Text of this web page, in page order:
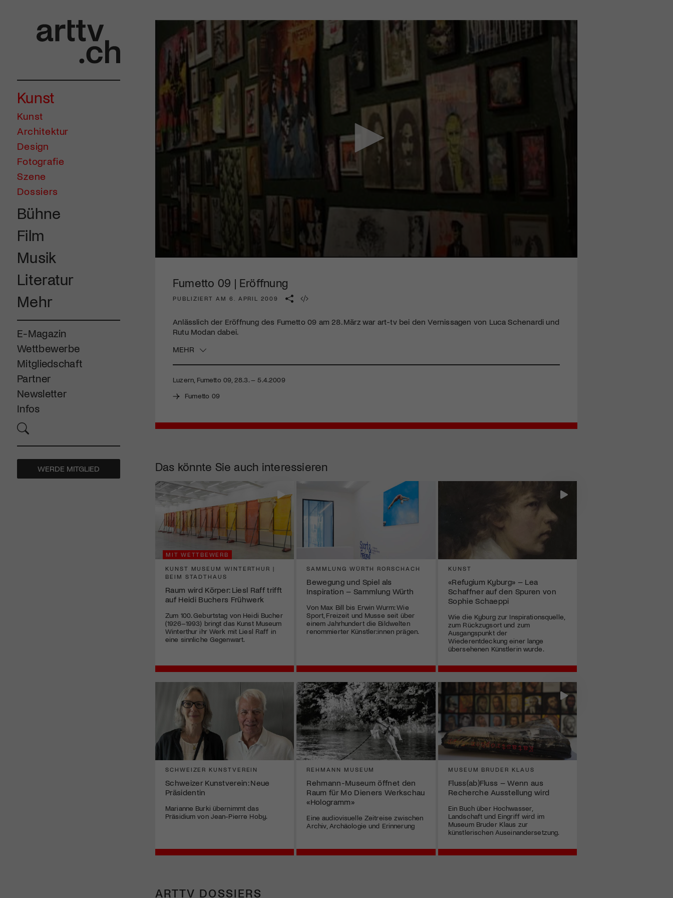
Kunst
Kunst
Architektur
Design
Fotografie
Szene
Dossiers
Bühne
Film
Musik
Literatur
Mehr
E-Magazin
Wettbewerbe
Mitgliedschaft
Partner
Newsletter
Infos
WERDE MITGLIED
Fumetto 09 | Eröffnung
PUBLIZIERT AM 6. APRIL 2009
Anlässlich der Eröffnung des Fumetto 09 am 28. März war art-tv bei den Vernissagen von Luca Schenardi und
Rutu Modan dabei.
MEHR
Luzern, Fumetto 09, 28.3. – 5.4.2009
Fumetto 09
Das könnte Sie auch interessieren
MIT WETTBEWERB
KUNST MUSEUM WINTERTHUR |
BEIM STADTHAUS
Raum wird Körper: Liesl Raff trifft
auf Heidi Buchers Frühwerk
Zum 100. Geburtstag von Heidi Bucher
(1926–1993) bringt das Kunst Museum
Winterthur ihr Werk mit Liesl Raff in
eine sinnliche Gegenwart.
SAMMLUNG WÜRTH RORSCHACH
Bewegung und Spiel als
Inspiration – Sammlung Würth
Von Max Bill bis Erwin Wurm: Wie
Sport, Freizeit und Musse seit über
einem Jahrhundert die Bildwelten
renommierter Künstler:innen prägen.
KUNST
«Refugium Kyburg» – Lea
Schaffner auf den Spuren von
Sophie Schaeppi
Wie die Kyburg zur Inspirationsquelle,
zum Rückzugsort und zum
Ausgangspunkt der
Wiederentdeckung einer lange
übersehenen Künstlerin wurde.
SCHWEIZER KUNSTVEREIN
Schweizer Kunstverein: Neue
Präsidentin
Marianne Burki übernimmt das
Präsidium von Jean-Pierre Hoby.
REHMANN MUSEUM
Rehmann-Museum öffnet den
Raum für Mo Dieners Werkschau
«Hologramm»
Eine audiovisuelle Zeitreise zwischen
Archiv, Archäologie und Erinnerung
MUSEUM BRUDER KLAUS
Fluss(ab)Fluss – Wenn aus
Recherche Ausstellung wird
Ein Buch über Hochwasser,
Landschaft und Eingriff wird im
Museum Bruder Klaus zur
künstlerischen Auseinandersetzung.
ARTTV DOSSIERS
Mach mit: «Be Part of the Art»!
Engagiere dich als Kulturliebhaber:in, Kulturschaffende(r) oder
Mit deiner Mitgliedschaft erhältst du kostenlosen Zugang zu
diversen Kulturevents.
Jetzt Mitglied werden